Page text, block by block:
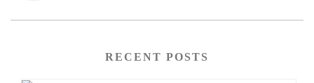
RECENT POSTS